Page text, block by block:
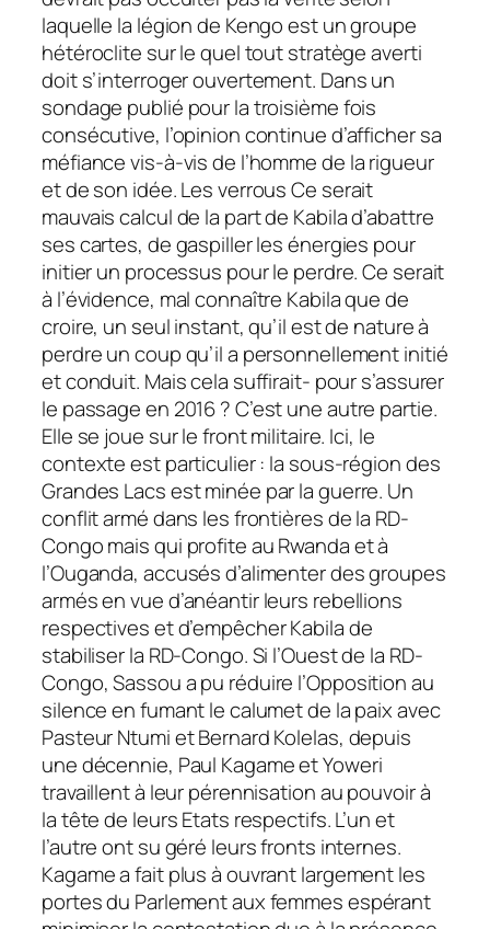
laquelle la légion de Kengo est un groupe
hétéroclite sur le quel tout stratège averti
doit s’interroger ouvertement. Dans un
sondage publié pour la troisième fois
consécutive, l’opinion continue d’afficher sa
méfiance vis-à-vis de l’homme de la rigueur
et de son idée. Les verrous Ce serait
mauvais calcul de la part de Kabila d’abattre
ses cartes, de gaspiller les énergies pour
initier un processus pour le perdre. Ce serait
à l’évidence, mal connaître Kabila que de
croire, un seul instant, qu’il est de nature à
perdre un coup qu’il a personnellement initié
et conduit. Mais cela suffirait- pour s’assurer
le passage en 2016 ? C’est une autre partie.
Elle se joue sur le front militaire. Ici, le
contexte est particulier : la sous-région des
Grandes Lacs est minée par la guerre. Un
conflit armé dans les frontières de la RD-
Congo mais qui profite au Rwanda et à
l’Ouganda, accusés d’alimenter des groupes
armés en vue d’anéantir leurs rebellions
respectives et d’empêcher Kabila de
stabiliser la RD-Congo. Si l’Ouest de la RD-
Congo, Sassou a pu réduire l’Opposition au
silence en fumant le calumet de la paix avec
Pasteur Ntumi et Bernard Kolelas, depuis
une décennie, Paul Kagame et Yoweri
travaillent à leur pérennisation au pouvoir à
la tête de leurs Etats respectifs. L’un et
l’autre ont su géré leurs fronts internes.
Kagame a fait plus à ouvrant largement les
portes du Parlement aux femmes espérant